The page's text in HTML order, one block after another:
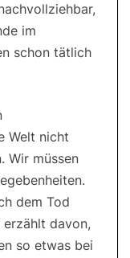
im
schon tätlich
Welt nicht
Wir müssen
dem Tod
davon,
so etwas bei